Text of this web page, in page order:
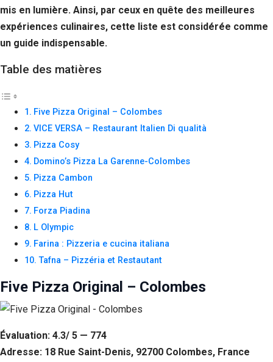
mis en lumière. Ainsi, par ceux en quête des meilleures
expériences culinaires, cette liste est considérée comme
un guide indispensable.
Table des matières
Five Pizza Original – Colombes
VICE VERSA – Restaurant Italien Di qualità
Pizza Cosy
Domino’s Pizza La Garenne-Colombes
Pizza Cambon
Pizza Hut
Forza Piadina
L Olympic
Farina : Pizzeria e cucina italiana
Tafna – Pizzéria et Restautant
Five Pizza Original – Colombes
Évaluation: 4.3/ 5 — 774
Adresse: 18 Rue Saint-Denis, 92700 Colombes, France